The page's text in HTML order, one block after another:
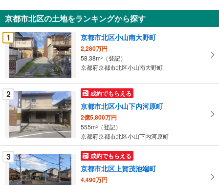
知
を
受
け
取
る
・
条
件
を
イ
ペ
ー
ジ
に
保
京都市北区の土地をランキングから探す
1
京都市北区小山南大野町
2,280万円
58.38m2
（登記）
京都府京都市北区小山南大野町
2 成約でもらえる
京都市北区小山下内河原町
2億5,800万円
555m2
（登記）
京都府京都市北区小山下内河原町
3 成約でもらえる
京都市北区上賀茂池端町
4,490万円